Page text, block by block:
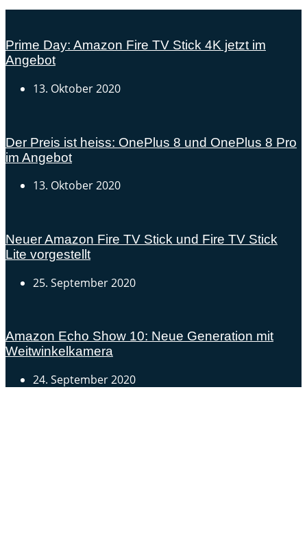
Prime Day: Amazon Fire TV Stick 4K jetzt im
Angebot
13. Oktober 2020
Der Preis ist heiss: OnePlus 8 und OnePlus 8 Pro
im Angebot
13. Oktober 2020
Neuer Amazon Fire TV Stick und Fire TV Stick
Lite vorgestellt
25. September 2020
Amazon Echo Show 10: Neue Generation mit
Weitwinkelkamera
24. September 2020